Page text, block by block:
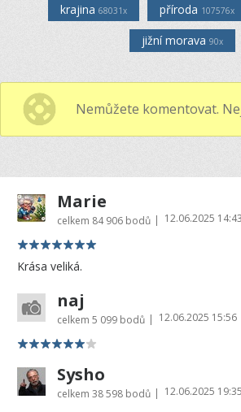
krajina 68031x příroda 107576x
jižní morava 90x
Nemůžete komentovat.
Marie
celkem 84 906 bodů | 12.06.2025 14:43
Krása veliká.
naj
celkem 5 099 bodů | 12.06.2025 15:56
Sysho
celkem 38 598 bodů | 12.06.2025 19:35